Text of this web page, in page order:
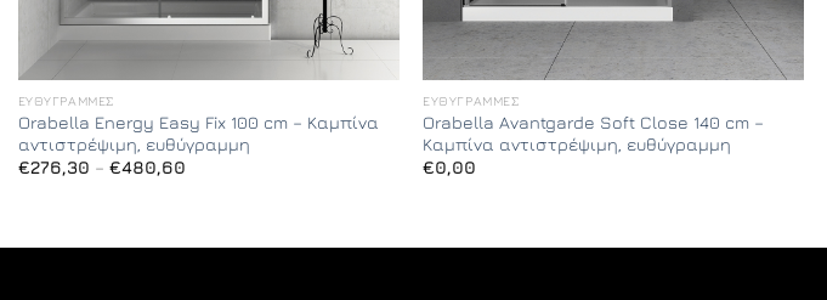
ΕΥΘΎΓΡΑΜΜΕΣ
Orabella Energy Easy Fix 100 cm – Καμπίνα
αντιστρέψιμη, ευθύγραμμη
€276,30 – €480,60Price
ΕΥΘΎΓΡΑΜΜΕΣ
Orabella Avantgarde Soft Close 140 cm –
Καμπίνα αντιστρέψιμη, ευθύγραμμη
€0,00